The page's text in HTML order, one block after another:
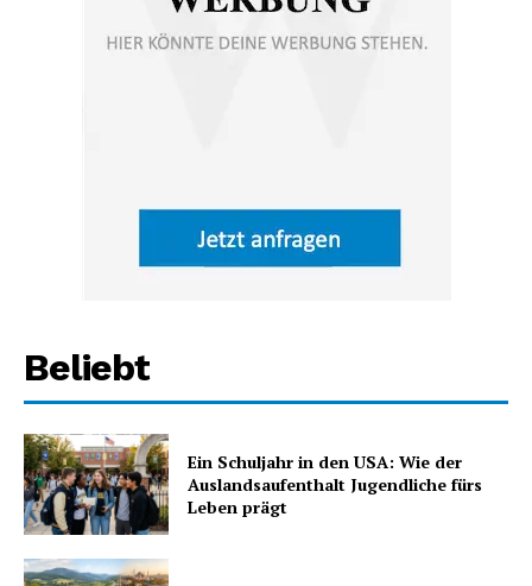
Beliebt
Ein Schuljahr in den USA: Wie der
Auslandsaufenthalt Jugendliche fürs
Leben prägt